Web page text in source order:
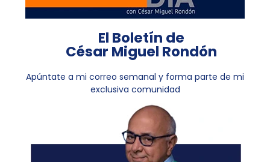
El Boletín de
César Miguel Rondón
Apúntate a mi correo semanal y forma parte de mi
exclusiva comunidad